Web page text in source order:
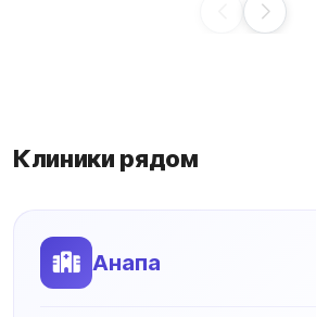
Клиники рядом
Анапа